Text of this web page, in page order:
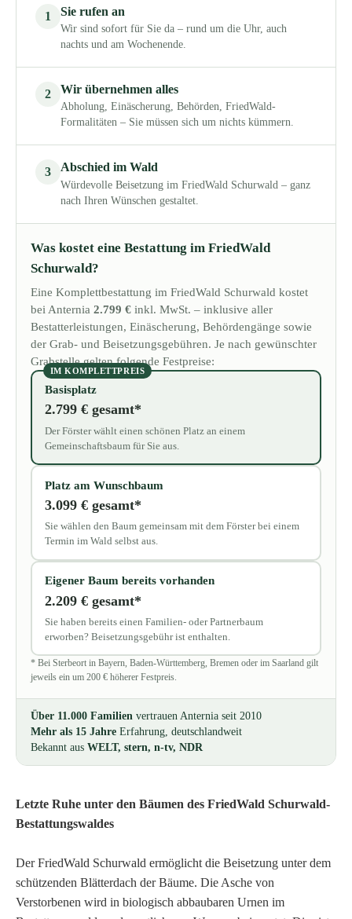
1 Sie rufen an
Wir sind sofort für Sie da – rund um die Uhr, auch
nachts und am Wochenende.
2 Wir übernehmen alles
Abholung, Einäscherung, Behörden, FriedWald-
Formalitäten – Sie müssen sich um nichts kümmern.
3 Abschied im Wald
Würdevolle Beisetzung im FriedWald Schurwald – ganz
nach Ihren Wünschen gestaltet.
Was kostet eine Bestattung im FriedWald
Schurwald?
Eine Komplettbestattung im FriedWald Schurwald kostet
bei Anternia 2.799 € inkl. MwSt. – inklusive aller
Bestatterleistungen, Einäscherung, Behördengänge sowie
der Grab- und Beisetzungsgebühren. Je nach gewünschter
Grabstelle gelten folgende Festpreise:
IM KOMPLETTPREIS
Basisplatz
2.799 € gesamt*
Der Förster wählt einen schönen Platz an einem
Gemeinschaftsbaum für Sie aus.
Platz am Wunschbaum
3.099 € gesamt*
Sie wählen den Baum gemeinsam mit dem Förster bei einem
Termin im Wald selbst aus.
Eigener Baum bereits vorhanden
2.209 € gesamt*
Sie haben bereits einen Familien- oder Partnerbaum
erworben? Beisetzungsgebühr ist enthalten.
* Bei Sterbeort in Bayern, Baden-Württemberg, Bremen oder im Saarland gilt
jeweils ein um 200 € höherer Festpreis.
Über 11.000 Familien vertrauen Anternia seit 2010
Mehr als 15 Jahre Erfahrung, deutschlandweit
Bekannt aus WELT, stern, n-tv, NDR
Letzte Ruhe unter den Bäumen des FriedWald Schurwald-
Bestattungswaldes
Der FriedWald Schurwald ermöglicht die Beisetzung unter dem
schützenden Blätterdach der Bäume. Die Asche von
Verstorbenen wird in biologisch abbaubaren Urnen im